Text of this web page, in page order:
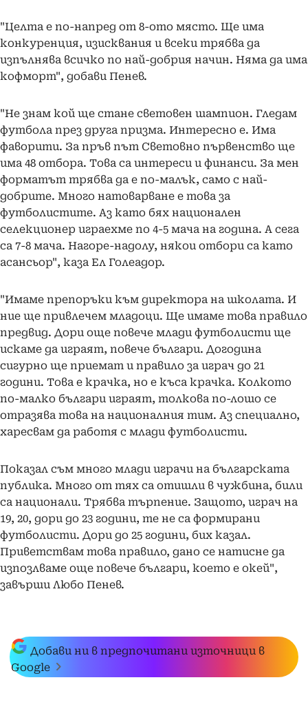
"Целта е по-напред от 8-ото място. Ще има
конкуренция, изисквания и всеки трябва да
изпълнява всичко по най-добрия начин. Няма да има
кофморт", добави Пенев.
"Не знам кой ще стане световен шампион. Гледам
футбола през друга призма. Интересно е. Има
фаворити. За пръв път Световно първенство ще
има 48 отбора. Това са интереси и финанси. За мен
форматът трябва да е по-малък, само с най-
добрите. Много натоварване е това за
футболистите. Аз като бях национален
селекционер играехме по 4-5 мача на година. А сега
са 7-8 мача. Нагоре-надолу, някои отбори са като
асансьор", каза Ел Голеадор.
"Имаме препоръки към директора на школата. И
ние ще привлечем младоци. Ще имаме това правило
предвид. Дори още повече млади футболисти ще
искаме да играят, повече българи. Догодина
сигурно ще приемат и правило за играч до 21
години. Това е крачка, но е къса крачка. Колкото
по-малко българи играят, толкова по-лошо се
отразява това на националния тим. Аз специално,
харесвам да работя с млади футболисти.
Показал съм много млади играчи на българската
публика. Много от тях са отишли в чужбина, били
са национали. Трябва търпение. Защото, играч на
19, 20, дори до 23 години, те не са формирани
футболисти. Дори до 25 години, бих казал.
Приветствам това правило, дано се натисне да
изпозлваме още повече българи, което е окей",
завърши Любо Пенев.
Добави ни в предпочитани източници в
Google